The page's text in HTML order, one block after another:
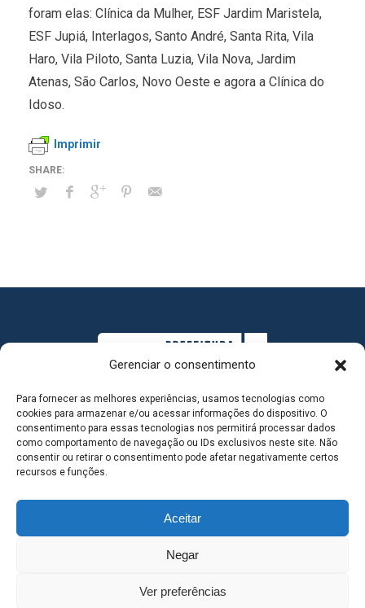
Gerenciar o consentimento
Para fornecer as melhores experiências, usamos tecnologias como
cookies para armazenar e/ou acessar informações do dispositivo. O
consentimento para essas tecnologias nos permitirá processar dados
como comportamento de navegação ou IDs exclusivos neste site. Não
consentir ou retirar o consentimento pode afetar negativamente certos
recursos e funções.
Aceitar
Negar
Ver preferências
foram elas: Clínica da Mulher, ESF Jardim Maristela,
ESF Jupiá, Interlagos, Santo André, Santa Rita, Vila
Haro, Vila Piloto, Santa Luzia, Vila Nova, Jardim
Atenas, São Carlos, Novo Oeste e agora a Clínica do
Idoso.
Imprimir
MAPA DO SITE
SEDE DO ADMINISTRATIVO MUNICIPAL - Avenida